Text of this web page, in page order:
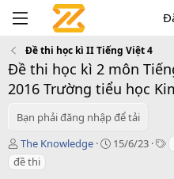
Đề thi học kì II Tiếng Việt 4
Đề thi học kì 2 môn
2016 Trường tiểu học
Bạn phải đăng nhập để tải
T
á
c
The Knowledge
C15/6/23
T
đề thi